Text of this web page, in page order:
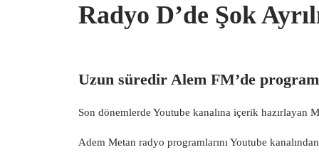
Radyo D’de Şok
Uzun süredir Alem FM’de
Son dönemlerde Youtube kanalına içerik hazırlayan
Adem Metan radyo programlarınıYoutube